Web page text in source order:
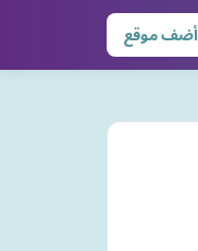
أضف موقع